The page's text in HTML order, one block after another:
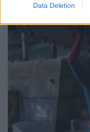
Data Deletion